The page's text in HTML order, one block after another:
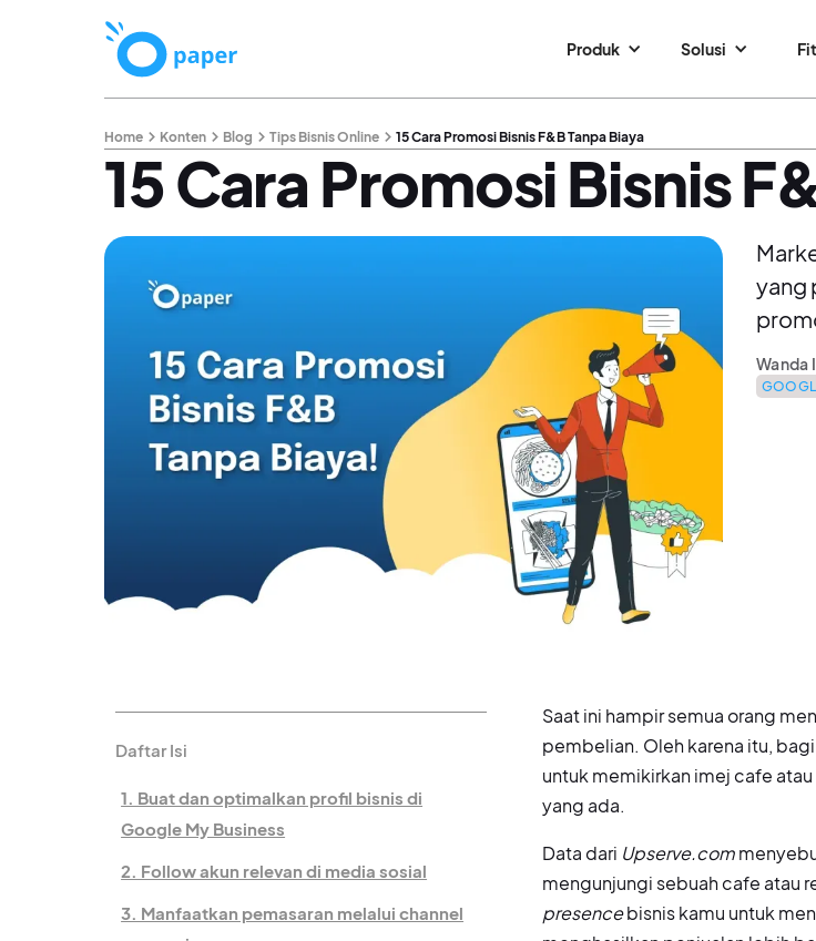
Produk Solusi
Home Konten Blog Tips Bisnis Online 15 Cara Promosi Bisnis F&B Tanpa Biaya
15 Cara Promosi Bisnis
yang
Wanda
Daftar Isi
1. Buat dan optimalkan profil bisnis di
Google My Business
2. Follow akun relevan di media sosial
3. Manfaatkan pemasaran melalui channel
Saat ini hampir semua orang
pembelian. Oleh karena itu,
untuk memikirkan imej cafe
yang ada.
Data dari Upserve.com
mengunjungi sebuah cafe atau
presencebisnis kamu untuk